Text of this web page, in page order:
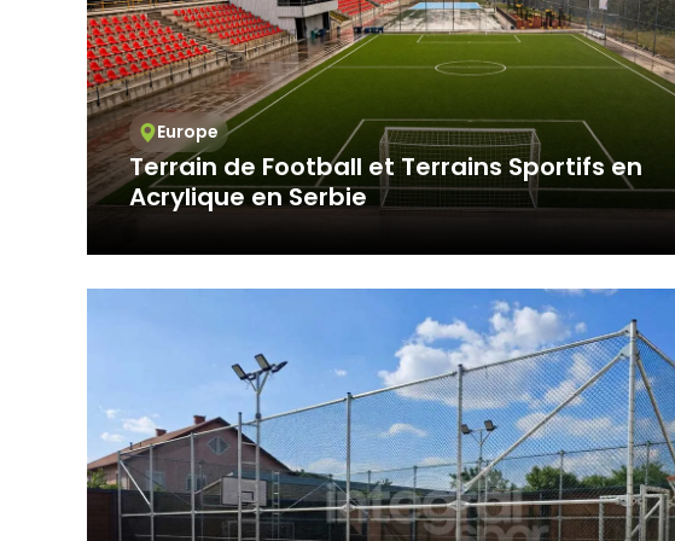
Europe
Terrain de Football et Terrains Sportifs en
Acrylique en Serbie
Dans le cadre de ce projet complet d’installation sportive
Yayınların
kaynaklananlar başta
getirmek.
3.İNTERNET
3.1.Oturum Çerezleri
Oturum çerezlerini
çalışmasının teminini
sürekliliğini sağlamak gibi
Bu tür çerezler tercihlerinizi
depolanır Kalıcı çerezler,
bilgisayarınızı yeniden
silinene kadar bu çerezler
Kalıcı çerezlerin bazı türleri;
bulundurarak sizlere özel
Kalıcı çerezler sayesinde
durumunda, cihazınızda
olmadığı kontrol edilir ve var
iletilecek içerik bu doğrultuda